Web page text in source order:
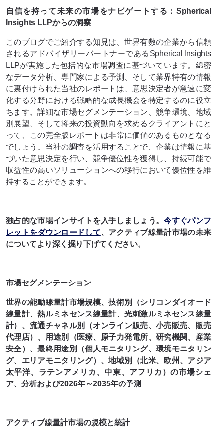
自信を持って未来の市場をナビゲートする：Spherical
Insights LLPからの洞察
このブログでご紹介する知見は、世界有数の企業から信頼
されるアドバイザリーパートナーであるSpherical Insights
LLPが実施した包括的な市場調査に基づいています。綿密
なデータ分析、専門家による予測、そして業界特有の情報
に裏付けられた当社のレポートは、意思決定者が急速に変
化する分野における戦略的な成長機会を特定するのに役立
ちます。詳細な市場セグメンテーション、競争環境、地域
別展望、そして将来の投資動向を求めるクライアントにと
って、この完全版レポートは非​​常に価値のあるものとなる
でしょう。当社の調査を活用することで、企業は情報に基
づいた意思決定を行い、競争優位性を獲得し、持続可能で
収益性の高いソリューションへの移行において優位性を維
持することができます。
独占的な市場インサイトを入手しましょう。今すぐパンフ
レットをダウンロードして、アクティブ線量計市場の未来
についてより深く掘り下げてください。
市場セグメンテーション
世界の能動線量計市場規模、技術別（シリコンダイオード
線量計、熱ルミネセンス線量計、光刺激ルミネセンス線量
計）、流通チャネル別（オンライン販売、小売販売、販売
代理店）、用途別（医療、原子力発電所、研究機関、産業
安全）、最終用途別（個人モニタリング、環境モニタリン
グ、エリアモニタリング）、地域別（北米、欧州、アジア
太平洋、ラテンアメリカ、中東、アフリカ）の市場シェ
ア、分析および2026年～2035年の予測
アクティブ線量計市場の規模と統計